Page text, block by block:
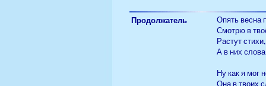
Продолжатель
Опять весна
Смотрю в
Растут
А в них
Ну как я мог
Она в твоих